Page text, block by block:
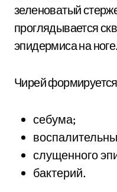
зеленоватый
проглядывается
эпидермиса на
Чирей
себума;
слущенного
бактерий.